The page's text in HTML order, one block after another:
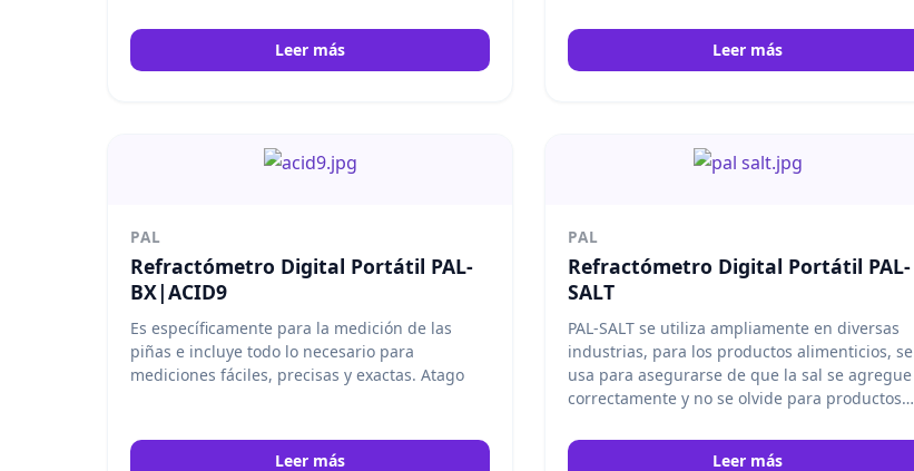
cuchara de medida. Atago
Leer más Leer más
PAL
Refractómetro Digital Portátil PAL-
BX|ACID9
Es específicamente para la medición de las
piñas e incluye todo lo necesario para
mediciones fáciles, precisas y exactas. Atago
Leer más
PAL
Refractómetro Digital Portátil PAL-
SALT
PAL-SALT se utiliza ampliamente en diversas
industrias, para los productos alimenticios, se
usa para asegurarse de que la sal se agregue
correctamente y no se olvide para productos
uso industrial, se usa para pruebas de
Leer más